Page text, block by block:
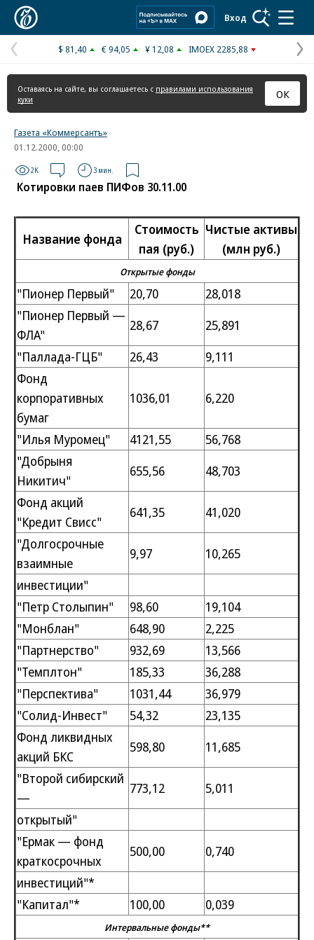
Вход
Предыдущая
страница
$ 81,40 € 94,05 ¥ 12,08 IMOEX 2285,88
Оставаясь на сайте, вы соглашаетесь с правилами использования
куки
ОК
Газета «Коммерсантъ»
01.12.2000, 00:00
2K 3 мин.
Котировки паев ПИФов 30.11.00
Название фонда
Стоимость
пая (руб.)
Чистые активы
(млн руб.)
Открытые фонды
"Пионер Первый" 20,70
28,018
"Пионер Первый —
ФЛА"
28,67
25,891
"Паллада-ГЦБ"
26,43
9,111
Фонд
корпоративных
бумаг
1036,01 6,220
"Илья Муромец" 4121,55
56,768
"Добрыня
Никитич"
655,56
48,703
Фонд акций
"Кредит Свисс"
641,35
41,020
"Долгосрочные
взаимные
9,97
10,265
инвестиции"
"Петр Столыпин"
98,60
19,104
"Монблан"
648,90
2,225
"Партнерство"
932,69
13,566
"Темплтон"
185,33
36,288
"Перспектива"
1031,44
36,979
"Солид-Инвест"
54,32
23,135
Фонд ликвидных
акций БКС
598,80
11,685
"Второй сибирский
—
773,12
5,011
открытый"
"Ермак — фонд
краткосрочных
500,00
0,740
инвестиций"*
"Капитал"*
100,00 0,039
Интервальные фонды**